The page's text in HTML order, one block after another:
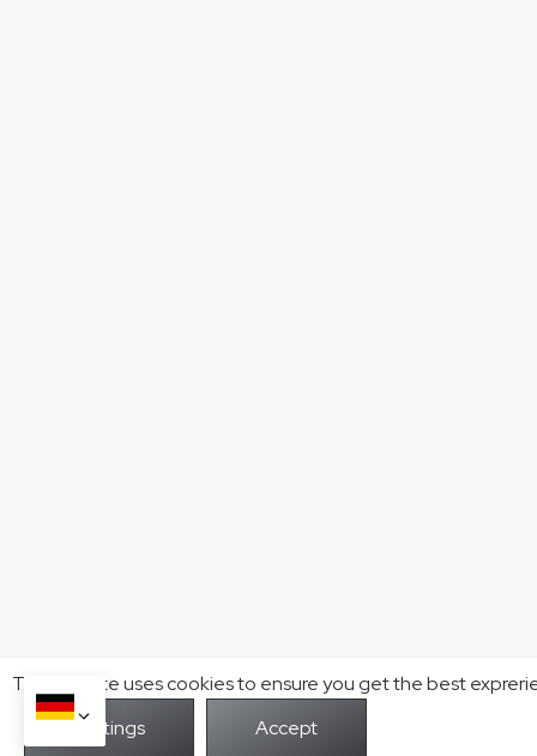
This website uses cookies to ensure you get the best